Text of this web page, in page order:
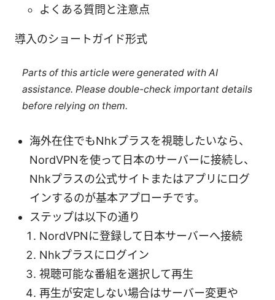
よくある質問と注意点
導入のショートガイド形式
Parts of this article were generated with AI
assistance. Please double-check important details
before relying on them.
海外在住でもNhkプラスを視聴したいなら、
NordVPNを使って日本のサーバーに接続し、
Nhkプラスの公式サイトまたはアプリにログ
インするのが基本アプローチです。
ステップは以下の通り
NordVPNに登録して日本サーバーへ接続
Nhkプラスにログイン
視聴可能な番組を選択して再生
再生が安定しない場合はサーバー変更や